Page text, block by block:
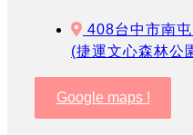
408台中市南
(捷運文心森林公
Google maps !